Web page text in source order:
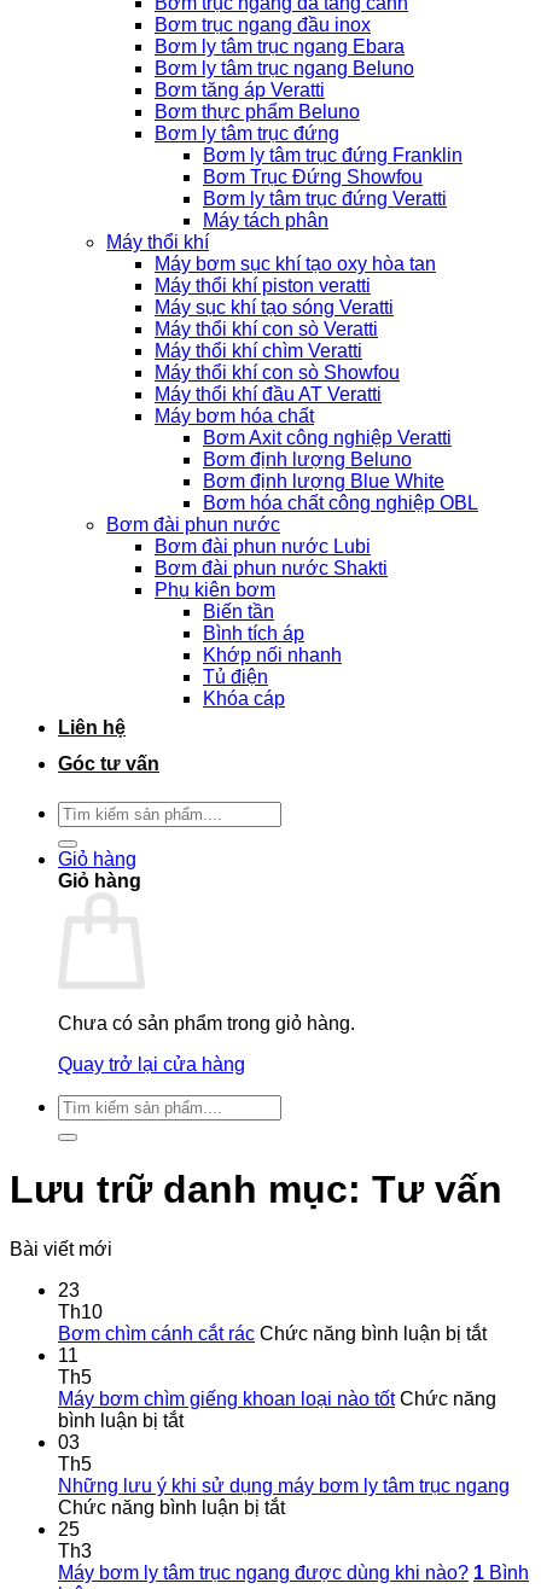
Bơm trục ngang đầu inox
Bơm ly tâm trục ngang Ebara
Bơm ly tâm trục ngang Beluno
Bơm tăng áp Veratti
Bơm thực phẩm Beluno
Bơm ly tâm trục đứng
Bơm ly tâm trục đứng Franklin
Bơm Trục Đứng Showfou
Bơm ly tâm trục đứng Veratti
Máy tách phân
Máy thổi khí
Máy bơm sục khí tạo oxy hòa tan
Máy thổi khí piston veratti
Máy sục khí tạo sóng Veratti
Máy thổi khí con sò Veratti
Máy thổi khí chìm Veratti
Máy thổi khí con sò Showfou
Máy thổi khí đầu AT Veratti
Máy bơm hóa chất
Bơm Axit công nghiệp Veratti
Bơm định lượng Beluno
Bơm định lượng Blue White
Bơm hóa chất công nghiệp OBL
Bơm đài phun nước
Bơm đài phun nước Lubi
Bơm đài phun nước Shakti
Phụ kiên bơm
Biến tần
Bình tích áp
Khớp nối nhanh
Tủ điện
Khóa cáp
Liên hệ
Góc tư vấn
Tìm
kiếm:
Giỏ hàng
Giỏ hàng
Chưa có sản phẩm trong giỏ hàng.
Quay trở lại cửa hàng
Tìm
kiếm:
Lưu trữ danh mục: Tư vấn
Bài viết mới
23
Th10
Bơm chìm cánh cắt rác Chức năng bình luận bị tắtở
cánh
11
Th5
Máy bơm chìm giếng khoan loại nào tốt Chức năng
bình luận bị tắtở
chìm
giếng
nào
03
Th5
Những lưu ý khi sử dụng máy bơm ly tâm trục ngang
Chức năng bình luận bị tắtở
ý
25
Th3
Máy bơm ly tâm trục ngang được dùng khi nào? 1 Bình